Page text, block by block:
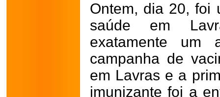
Ontem, dia 20, foi
saúde em
exatamente
campanha de
em Lavras e a
imunizante foi a